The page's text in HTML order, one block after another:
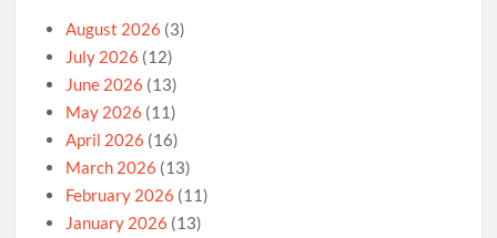
August 2026 (3)
July 2026 (12)
June 2026 (13)
May 2026 (11)
April 2026 (16)
March 2026 (13)
February 2026 (11)
January 2026 (13)